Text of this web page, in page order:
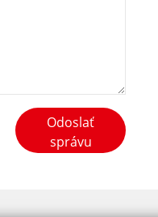
Odoslať
správu